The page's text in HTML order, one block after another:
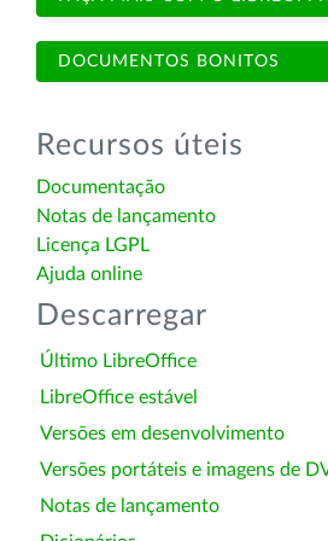
DOCUMENTOS BONITOS
Recursos úteis
Documentação
Notas de lançamento
Licença LGPL
Ajuda online
Descarregar
Último LibreOffice
LibreOffice estável
Versões em desenvolvimento
Versões portáteis e imagens de
Notas de lançamento